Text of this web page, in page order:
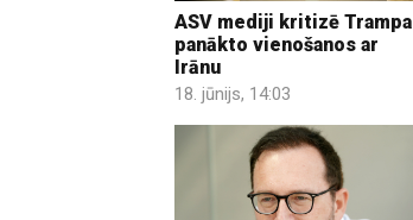
ASV mediji kritizē Trampa
panākto vienošanos ar
Irānu
18. jūnijs, 14:03